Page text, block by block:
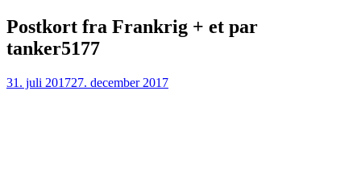
Skip
to
content
Postkort fra Frankrig + et par
tanker5177
31. juli 201727. december 2017